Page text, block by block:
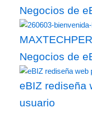
Negocios de
Negocios de
eBIZ rediseña
usuario